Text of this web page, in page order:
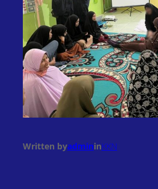
Written byadmininKKN